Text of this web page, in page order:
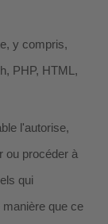
y compris,
PHP, HTML,
l'autorise,
ou procéder à
qui
que ce